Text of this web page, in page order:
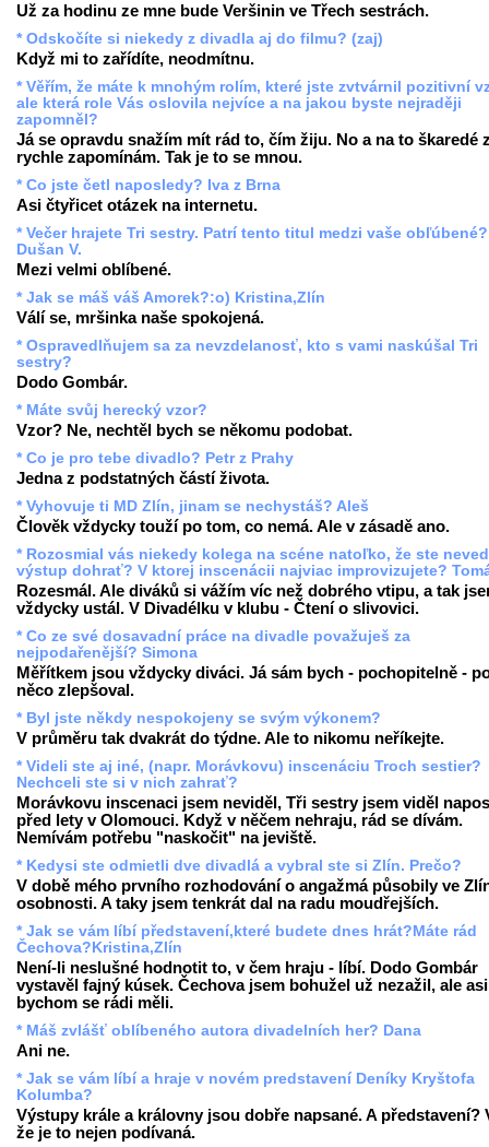
Už za hodinu ze mne bude Veršinin ve Třech sestrách.
* Odskočíte si niekedy z divadla aj do filmu? (zaj)
Když mi to zařídíte, neodmítnu.
* Věřím, že máte k mnohým rolím, které jste zvtvárnil pozitivní
ale která role Vás oslovila nejvíce a na jakou byste nejraději
zapomněl?
Já se opravdu snažím mít rád to, čím žiju. No a na to škaredé
rychle zapomínám. Tak je to se mnou.
* Co jste četl naposledy? Iva z Brna
Asi čtyřicet otázek na internetu.
* Večer hrajete Tri sestry. Patrí tento titul medzi vaše obľúbené?
Dušan V.
Mezi velmi oblíbené.
* Jak se máš váš Amorek?:o) Kristina,Zlín
Válí se, mršinka naše spokojená.
* Ospravedlňujem sa za nevzdelanosť, kto s vami naskúšal Tri
sestry?
Dodo Gombár.
* Máte svůj herecký vzor?
Vzor? Ne, nechtěl bych se někomu podobat.
* Co je pro tebe divadlo? Petr z Prahy
Jedna z podstatných částí života.
* Vyhovuje ti MD Zlín, jinam se nechystáš? Aleš
Člověk vždycky touží po tom, co nemá. Ale v zásadě ano.
* Rozosmial vás niekedy kolega na scéne natoľko, že ste
výstup dohrať? V ktorej inscenácii najviac improvizujete?
Rozesmál. Ale diváků si vážím víc než dobrého vtipu, a tak
vždycky ustál. V Divadélku v klubu - Čtení o slivovici.
* Co ze své dosavadní práce na divadle považuješ za
nejpodařenější? Simona
Měřítkem jsou vždycky diváci. Já sám bych - pochopitelně -
něco zlepšoval.
* Byl jste někdy nespokojeny se svým výkonem?
V průměru tak dvakrát do týdne. Ale to nikomu neříkejte.
* Videli ste aj iné, (napr. Morávkovu) inscenáciu Troch sestier?
Nechceli ste si v nich zahrať?
Morávkovu inscenaci jsem neviděl, Tři sestry jsem viděl
před lety v Olomouci. Když v něčem nehraju, rád se dívám.
Nemívám potřebu "naskočit" na jeviště.
* Kedysi ste odmietli dve divadlá a vybral ste si Zlín. Prečo?
V době mého prvního rozhodování o angažmá působily ve
osobnosti. A taky jsem tenkrát dal na radu moudřejších.
* Jak se vám líbí představení,které budete dnes hrát?Máte rád
Čechova?Kristina,Zlín
Není-li neslušné hodnotit to, v čem hraju - líbí. Dodo Gombár
vystavěl fajný kúsek. Čechova jsem bohužel už nezažil, ale asi
bychom se rádi měli.
* Máš zvlášť oblíbeného autora divadelních her? Dana
Ani ne.
* Jak se vám líbí a hraje v novém predstavení Deníky Kryštofa
Kolumba?
Výstupy krále a královny jsou dobře napsané. A představení?
že je to nejen podívaná.